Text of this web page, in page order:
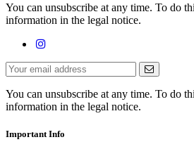
You can unsubscribe at any time. To do
information in the legal notice.
You can unsubscribe at any time. To do
information in the legal notice.
Important Info